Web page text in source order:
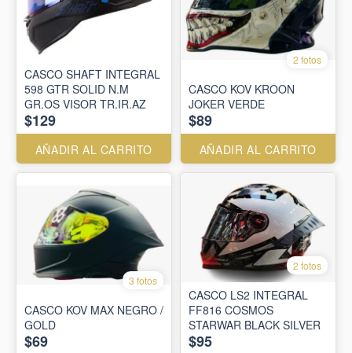
CASCO SHAFT INTEGRAL
598 GTR SOLID N.M
GR.OS VISOR TR.IR.AZ
$129
AÑADIR AL CARRITO
2 fotos
CASCO KOV KROON
JOKER VERDE
$89
AÑADIR AL CARRITO
3 fotos
CASCO KOV MAX NEGRO /
GOLD
$69
2 fotos
CASCO LS2 INTEGRAL
FF816 COSMOS
STARWAR BLACK SILVER
$95